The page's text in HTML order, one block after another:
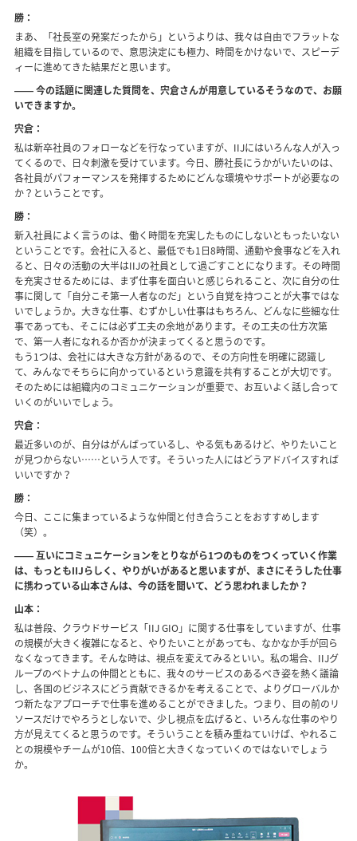
勝：
まあ、「社長室の発案だったから」というよりは、我々は自由でフラットな
組織を目指しているので、意思決定にも極力、時間をかけないで、スピーデ
ィーに進めてきた結果だと思います。
―― 今の話題に関連した質問を、宍倉さんが用意しているそうなので、お願
いできますか。
宍倉：
私は新卒社員のフォローなどを行なっていますが、IIJにはいろんな人が入っ
てくるので、日々刺激を受けています。今日、勝社長にうかがいたいのは、
各社員がパフォーマンスを発揮するためにどんな環境やサポートが必要なの
か？ということです。
勝：
新入社員によく言うのは、働く時間を充実したものにしないともったいない
ということです。会社に入ると、最低でも1日8時間、通勤や食事などを入れ
ると、日々の活動の大半はIIJの社員として過ごすことになります。その時間
を充実させるためには、まず仕事を面白いと感じられること、次に自分の仕
事に関して「自分こそ第一人者なのだ」という自覚を持つことが大事ではな
いでしょうか。大きな仕事、むずかしい仕事はもちろん、どんなに些細な仕
事であっても、そこには必ず工夫の余地があります。その工夫の仕方次第
で、第一人者になれるか否かが決まってくると思うのです。
もう1つは、会社には大きな方針があるので、その方向性を明確に認識し
て、みんなでそちらに向かっているという意識を共有することが大切です。
そのためには組織内のコミュニケーションが重要で、お互いよく話し合って
いくのがいいでしょう。
宍倉：
最近多いのが、自分はがんばっているし、やる気もあるけど、やりたいこと
が見つからない……という人です。そういった人にはどうアドバイスすれば
いいですか？
勝：
今日、ここに集まっているような仲間と付き合うことをおすすめします
（笑）。
―― 互いにコミュニケーションをとりながら1つのものをつくっていく作業
は、もっともIIJらしく、やりがいがあると思いますが、まさにそうした仕事
に携わっている山本さんは、今の話を聞いて、どう思われましたか？
山本：
私は普段、クラウドサービス「IIJ GIO」に関する仕事をしていますが、仕事
の規模が大きく複雑になると、やりたいことがあっても、なかなか手が回ら
なくなってきます。そんな時は、視点を変えてみるといい。私の場合、IIJグ
ループのベトナムの仲間とともに、我々のサービスのあるべき姿を熱く議論
し、各国のビジネスにどう貢献できるかを考えることで、よりグローバルか
つ新たなアプローチで仕事を進めることができました。つまり、目の前のリ
ソースだけでやろうとしないで、少し視点を広げると、いろんな仕事のやり
方が見えてくると思うのです。そういうことを積み重ねていけば、やれるこ
との規模やチームが10倍、100倍と大きくなっていくのではないでしょう
か。